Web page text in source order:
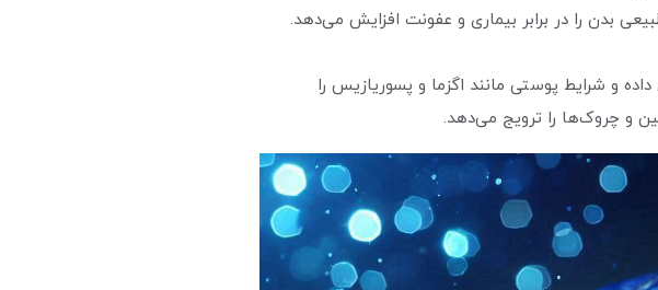
بدن را در برابر بیماری و عفونت افزایش می‌دهد.
و شرایط پوستی مانند اگزما و پسوریازیس را
و چروک‌ها را ترویج می‌دهد.